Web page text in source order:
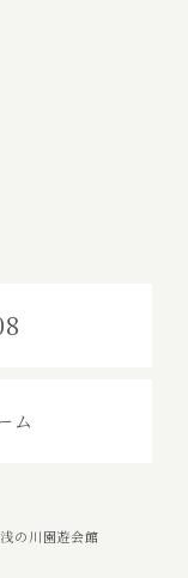
ム
の川園遊会館